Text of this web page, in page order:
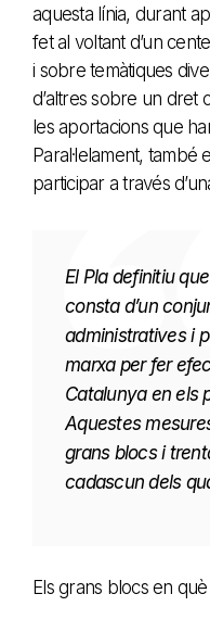
aquesta línia, durant
fet al voltant d’un
i sobre temàtiques
d’altres sobre un dret
les aportacions que
Paral·lelament, també
participar a través
El Pla definitiu
consta d’un
administratives i
marxa per fer
Catalunya en els
Aquestes
grans blocs i
cadascun dels
Els grans blocs en què